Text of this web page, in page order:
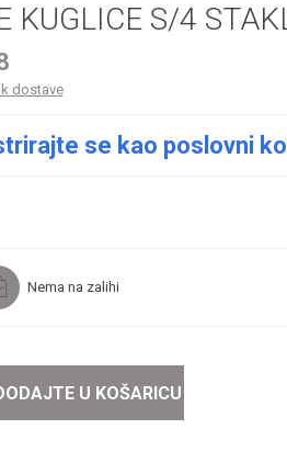
KUGLICE S/4
dostave
se kao poslovni
Nema na zalihi
U KOŠARICU